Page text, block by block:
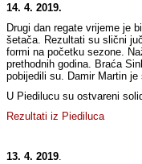
14. 4. 2019.
Drugi dan regate vrijeme je
šetača. Rezultati su slični
formi na početku sezone.
prethodnih godina. Braća
pobijedili su. Damir Martin
U Piedilucu su ostvareni
Rezultati iz Piediluca
13. 4. 2019.